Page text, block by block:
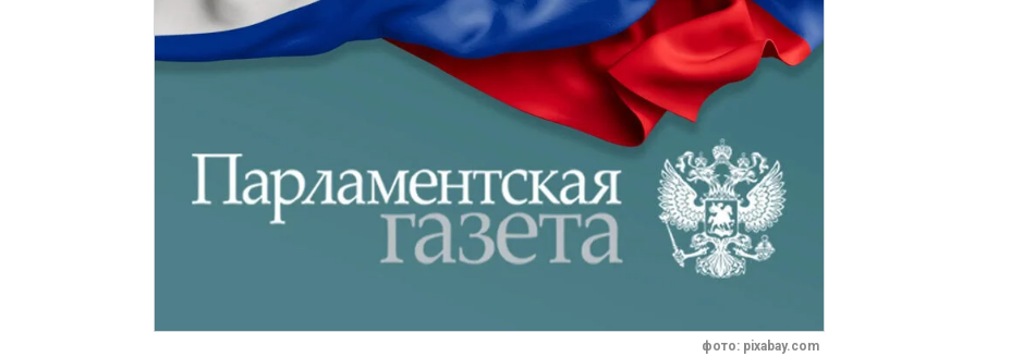
фото: pixabay.com